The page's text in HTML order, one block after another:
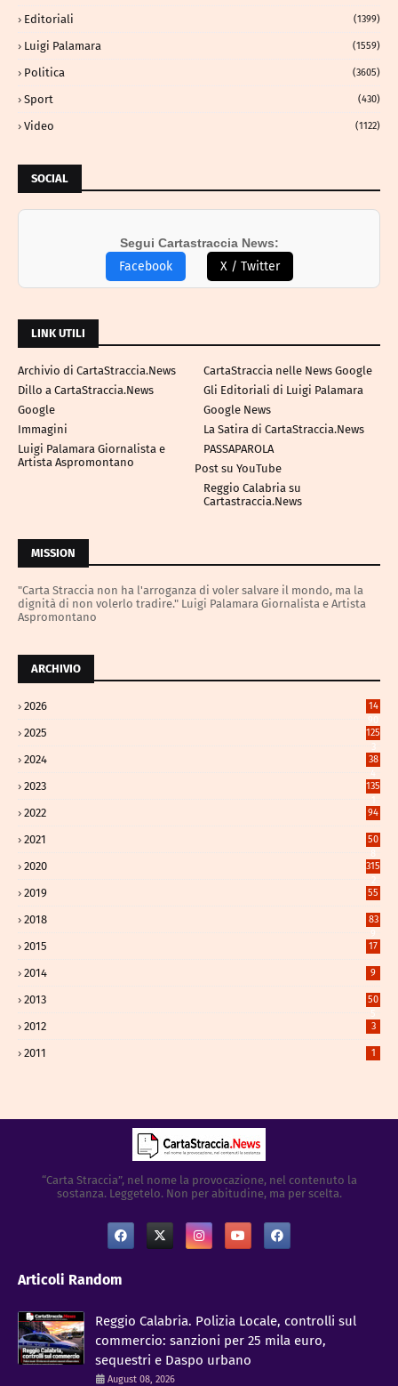
Editoriali (1399)
Luigi Palamara (1559)
Politica (3605)
Sport (430)
Video (1122)
SOCIAL
Segui Cartastraccia News:
Facebook X / Twitter
LINK UTILI
Archivio di CartaStraccia.News
CartaStraccia nelle News Google
Dillo a CartaStraccia.News
Gli Editoriali di Luigi Palamara
Google
Google News
Immagini
La Satira di CartaStraccia.News
Luigi Palamara Giornalista e
Artista Aspromontano
PASSAPAROLA
Post su YouTube
Reggio Calabria su
Cartastraccia.News
MISSION
"Carta Straccia non ha l'arroganza di voler salvare il mondo, ma la
dignità di non volerlo tradire." Luigi Palamara Giornalista e Artista
Aspromontano
ARCHIVIO
2026
14
90
2025
125
3
2024
38
4
2023
135
1
2022 94
2021
50
8
2020
315
2
2019 55
2018
83
9
2015 17
2014 9
2013
50
5
2012 3
2011 1
“Carta Straccia”, nel nome la provocazione, nel contenuto la
sostanza. Leggetelo. Non per abitudine, ma per scelta.
Articoli Random
Reggio Calabria. Polizia Locale, controlli sul
commercio: sanzioni per 25 mila euro,
sequestri e Daspo urbano
August 08, 2026